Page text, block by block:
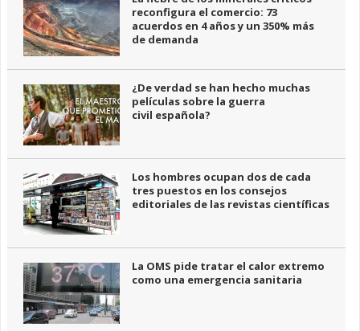
reconfigura el comercio: 73
acuerdos en 4 años y un 350% más
de demanda
¿De verdad se han hecho muchas
películas sobre la guerra
civil española?
Los hombres ocupan dos de cada
tres puestos en los consejos
editoriales de las revistas científicas
La OMS pide tratar el calor extremo
como una emergencia sanitaria